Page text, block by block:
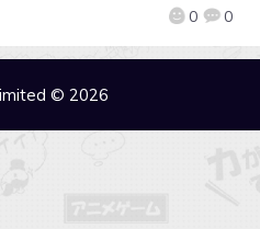
0 0
© 2026